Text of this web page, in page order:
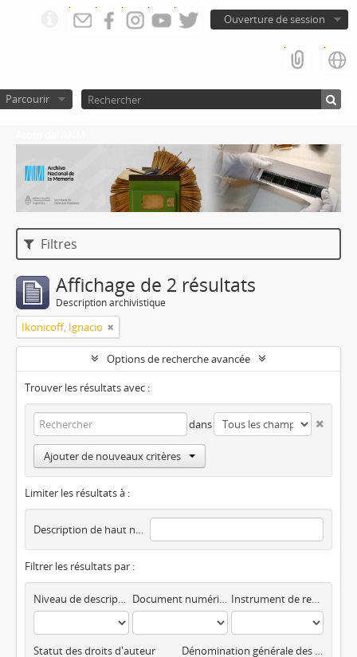
Ouverture de session
Parcourir
Filtres
Affichage de 2 résultats
Description archivistique
Ikonicoff, Ignacio
Options de recherche avancée
Trouver les résultats avec :
dans
Ajouter de nouveaux critères
Limiter les résultats à :
Description de haut niveau
Filtrer les résultats par :
Niveau de description Document numérique disponible Instrument de recherche
Statut des droits d'auteur Dénomination générale des documents